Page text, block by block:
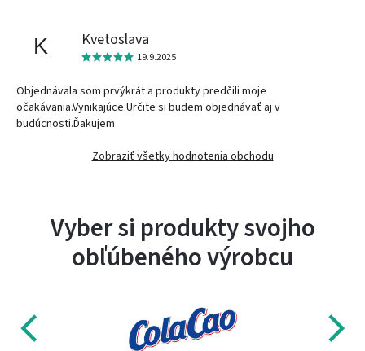
K Kvetoslava
19.9.2025
Objednávala som prvýkrát a produkty predčili moje
očakávania.Vynikajúce.Určite si budem objednávať aj v
budúcnosti.Ďakujem
Zobraziť všetky hodnotenia obchodu
Vyber si produkty svojho
obľúbeného výrobcu